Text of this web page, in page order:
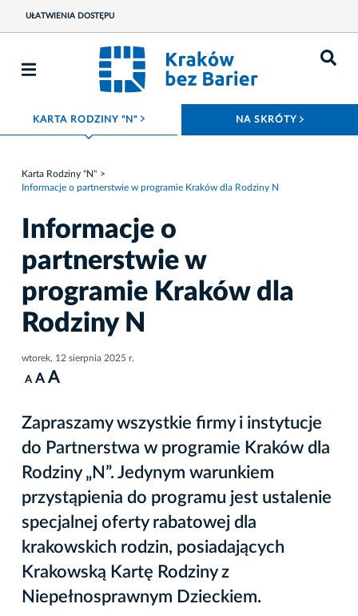
UŁATWIENIA DOSTĘPU
KARTA RODZINY "N" ROZWIŃ MENU NA SKRÓTY
Karta Rodziny "N"
Informacje o partnerstwie w programie Kraków dla Rodziny N
Informacje o
partnerstwie w
programie Kraków dla
Rodziny N
wtorek, 12 sierpnia 2025 r.
A A A
Zapraszamy wszystkie firmy i instytucje
do Partnerstwa w programie Kraków dla
Rodziny „N”. Jedynym warunkiem
przystąpienia do programu jest ustalenie
specjalnej oferty rabatowej dla
krakowskich rodzin, posiadających
Krakowską Kartę Rodziny z
Niepełnosprawnym Dzieckiem.